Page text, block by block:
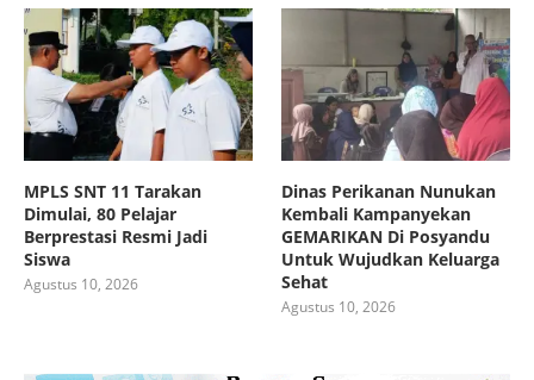
MPLS SNT 11 Tarakan
Dimulai, 80 Pelajar
Berprestasi Resmi Jadi
Siswa
Agustus 10, 2026
Dinas Perikanan Nunukan
Kembali Kampanyekan
GEMARIKAN Di Posyandu
Untuk Wujudkan Keluarga
Sehat
Agustus 10, 2026